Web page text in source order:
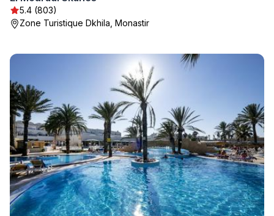
5.4 (803)
Zone Turistique Dkhila, Monastir